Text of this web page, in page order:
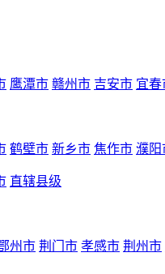
鹰潭市 赣州市 吉安市 宜春
鹤壁市 新乡市 焦作市 濮阳
直辖县级
州市 荆门市 孝感市 荆州市